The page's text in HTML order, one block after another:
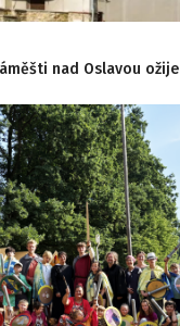
nad Oslavou ožije